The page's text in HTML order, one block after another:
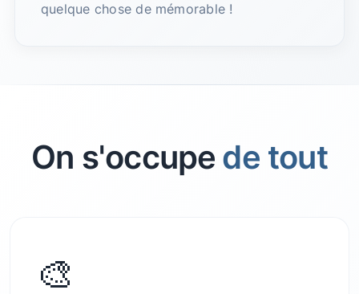
quelque chose de mémorable !
On s'occupe de tout
🎨